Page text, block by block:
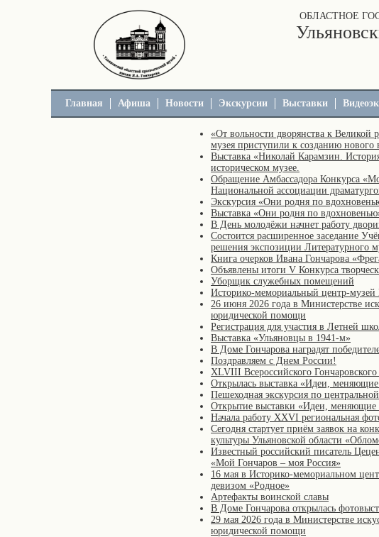
ОБЛАСТНОЕ
Главная Афиша Новости Экскурсии Выставки
«От вольности дворянства к Великой
музея приступили к созданию нового
Выставка «Николай Карамзин.
историческом музее.
Обращение Амбассадора Конкурса
Национальной ассоциации
Экскурсия «Они родня по
Выставка «Они родня по
В День молодёжи начнет работу
Состоится расширенное заседание
решения экспозиции Литературного
Книга очерков Ивана Гончарова
Объявлены итоги V Конкурса
Уборщик служебных помещений
Историко-мемориальный центр-
26 июня 2026 года в Министерстве
юридической помощи
Регистрация для участия в Летней
Выставка «Ульяновцы в 1941-м»
В Доме Гончарова наградят
Поздравляем с Днем России!
XLVIII Всероссийского
Открылась выставка «Идеи,
Пешеходная экскурсия по
Открытие выставки «Идеи, меняющие
Начала работу XXVI региональная
Сегодня стартует приём заявок на
культуры Ульяновской области
Известный российский писатель
«Мой Гончаров – моя Россия»
16 мая в Историко-мемориальном
девизом «Родное»
Артефакты воинской славы
В Доме Гончарова открылась
29 мая 2026 года в Министерстве
юридической помощи